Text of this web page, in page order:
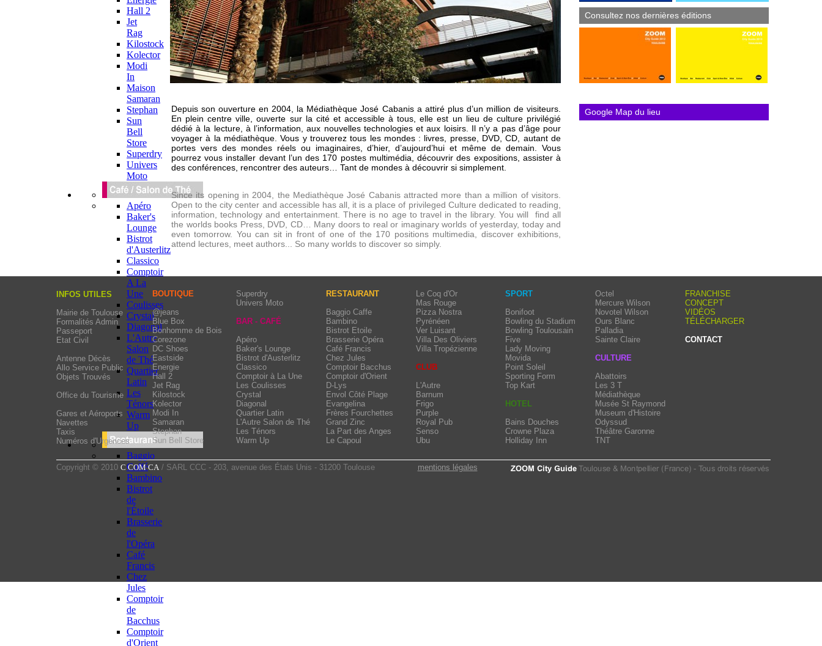
Since its opening in 2004, the Mediathèque José Cabanis attracted more than a million of visitors.
Open to the city center and accessible has all, it is a place of privileged Culture dedicated to reading,
information, technology and entertainment. There is no age to travel in the library. You will find all
the worlds books Press, DVD, CD… Many doors to real or imaginary worlds of yesterday, today and
even tomorrow. You can sit in front of one of the 170 positions multimedia, discover exhibitions,
attend lectures, meet authors... So many worlds to discover so simply.
Depuis son ouverture en 2004, la Médiathèque José Cabanis a attiré plus d’un million de visiteurs.
En plein centre ville, ouverte sur la cité et accessible à tous, elle est un lieu de culture privilégié
dédié à la lecture, à l’information, aux nouvelles technologies et aux loisirs. Il n’y a pas d’âge pour
voyager à la médiathèque. Vous y trouverez tous les mondes : livres, presse, DVD, CD, autant de
portes vers des mondes réels ou imaginaires, d’hier, d’aujourd’hui et même de demain. Vous
pourrez vous installer devant l’un des 170 postes multimédia, découvrir des expositions, assister à
des conférences, rencontrer des auteurs… Tant de mondes à découvrir si simplement.
Hall 2
Jet
Rag
Kilostock
Kolector
Modi
In
Maison
Samaran
Stephan
Sun
Bell
Store
Superdry
Univers
Moto
Apéro
Baker's
Lounge
Bistrot
d'Austerlitz
Classico
Comptoir
A La
Une
Coulisses
Crystal
Diagonal
L'Autre
Salon
de Thé
Quartier
Latin
Les
Ténors
Warm
Up
Baggio
Caffé
Bambino
Bistrot
de
l'Étoile
Brasserie
de
l'Opéra
Café
Francis
Chez
Jules
Comptoir
de
Bacchus
Comptoir
d'Orient
Consultez nos dernières éditions
Google Map du lieu
mentions légales
FRANCHISE
CONCEPT
VIDÉOS
TÉLÉCHARGER
CONTACT
Octel
Mercure Wilson
Novotel Wilson
Ours Blanc
Palladia
Sainte Claire
CULTURE
Abattoirs
Les 3 T
Médiathèque
Musée St Raymond
Museum d'Histoire
Odyssud
Théâtre Garonne
TNT
SPORT
Bonifoot
Bowling du Stadium
Bowling Toulousain
Five
Lady Moving
Movida
Point Soleil
Sporting Form
Top Kart
HOTEL
Bains Douches
Crowne Plaza
Holliday Inn
INFOS UTILES
Mairie de Toulouse
Formalités Admin
Passeport
Etat Civil
Antenne Décès
Allo Service Public
Objets Trouvés
Office du Tourisme
Gares et Aéroports
Navettes
Taxis
Numéros d'Urgences
Copyright © 2010 C COM CA / SARL CCC - 203, avenue des États Unis - 31200 Toulouse
Le Coq d'Or
Mas Rouge
Pizza Nostra
Pyrénéen
Ver Luisant
Villa Des Oliviers
Villa Tropézienne
CLUB
L'Autre
Barnum
Frigo
Purple
Royal Pub
Senso
Ubu
RESTAURANT
Baggio Caffe
Bambino
Bistrot Etoile
Brasserie Opéra
Café Francis
Chez Jules
Comptoir Bacchus
Comptoir d'Orient
D-Lys
Envol Côté Plage
Evangelina
Frères Fourchettes
Grand Zinc
La Part des Anges
Le Capoul
Superdry
Univers Moto
BAR - CAFÉ
Apéro
Baker's Lounge
Bistrot d'Austerlitz
Classico
Comptoir à La Une
Les Coulisses
Crystal
Diagonal
Quartier Latin
L'Autre Salon de Thé
Les Ténors
Warm Up
BOUTIQUE
@jeans
Blue Box
Bonhomme de Bois
Corezone
DC Shoes
Eastside
Energie
Hall 2
Jet Rag
Kilostock
Kolector
Modi In
Samaran
Stephan
Sun Bell Store